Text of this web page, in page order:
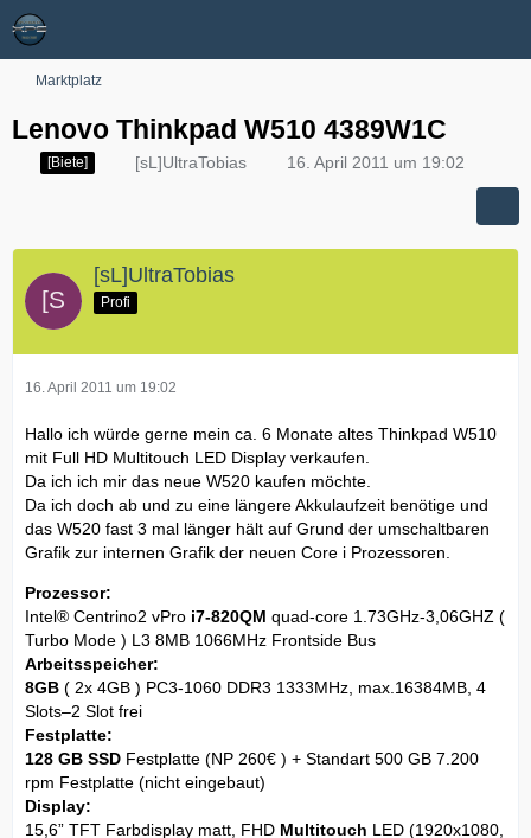
Marktplatz
Lenovo Thinkpad W510 4389W1C
[Biete] [sL]UltraTobias 16. April 2011 um 19:02
[sL]UltraTobias
Profi
16. April 2011 um 19:02
Hallo ich würde gerne mein ca. 6 Monate altes Thinkpad W510
mit Full HD Multitouch LED Display verkaufen.
Da ich ich mir das neue W520 kaufen möchte.
Da ich doch ab und zu eine längere Akkulaufzeit benötige und
das W520 fast 3 mal länger hält auf Grund der umschaltbaren
Grafik zur internen Grafik der neuen Core i Prozessoren.
Prozessor:
Intel® Centrino2 vPro i7-820QM quad-core 1.73GHz-3,06GHZ (
Turbo Mode ) L3 8MB 1066MHz Frontside Bus
Arbeitsspeicher:
8GB ( 2x 4GB ) PC3-1060 DDR3 1333MHz, max.16384MB, 4
Slots–2 Slot frei
Festplatte:
128 GB SSD Festplatte (NP 260€ ) + Standart 500 GB 7.200
rpm Festplatte (nicht eingebaut)
Display:
15,6” TFT Farbdisplay matt, FHD Multitouch LED (1920x1080,